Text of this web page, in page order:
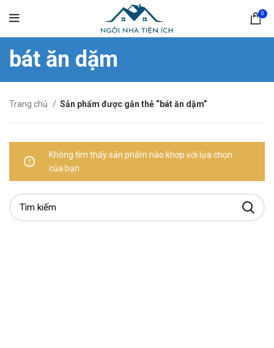
0
bát ăn dặm
Trang chủ Sản phẩm được gắn thẻ “bát ăn dặm”
Không tìm thấy sản phẩm nào khớp với lựa chọn
của bạn.